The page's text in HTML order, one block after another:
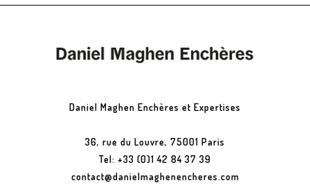
Daniel Maghen Enchères et Expertises
36, rue du Louvre, 75001 Paris
Tel: +33 (0)1 42 84 37 39
contact@danielmaghenencheres.com